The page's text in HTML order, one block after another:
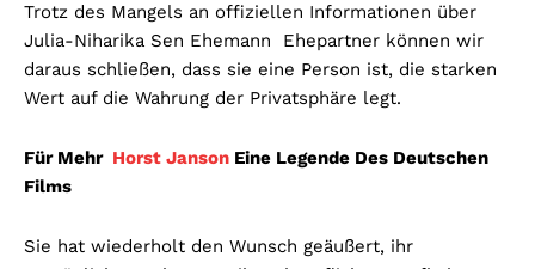
Trotz des Mangels an offiziellen Informationen über
Julia-Niharika Sen Ehemann Ehepartner können wir
daraus schließen, dass sie eine Person ist, die starken
Wert auf die Wahrung der Privatsphäre legt.
Für Mehr Horst Janson Eine Legende Des Deutschen
Films
Sie hat wiederholt den Wunsch geäußert, ihr